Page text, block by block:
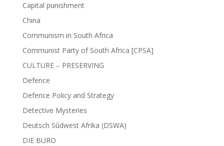
Capital punishment
China
Communism in South Africa
Communist Party of South Africa [CPSA]
CULTURE – PRESERVING
Defence
Defence Policy and Strategy
Detective Mysteries
Deutsch Sûdwest Afrika (DSWA)
DIE BURO